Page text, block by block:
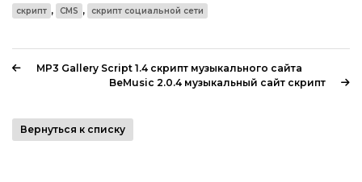
скрипт , CMS , скрипт социальной сети
MP3 Gallery Script 1.4 скрипт музыкального сайта
BeMusic 2.0.4 музыкальный сайт скрипт
Вернуться к списку